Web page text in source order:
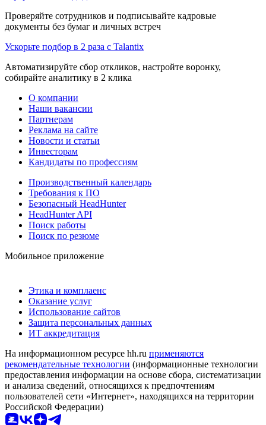
Проверяйте сотрудников и подписывайте кадровые
документы без бумаг и личных встреч
Ускорьте подбор в 2 раза с Talantix
Автоматизируйте сбор откликов, настройте воронку,
собирайте аналитику в 2 клика
О компании
Наши вакансии
Партнерам
Реклама на сайте
Новости и статьи
Инвесторам
Кандидаты по профессиям
Производственный календарь
Требования к ПО
Безопасный HeadHunter
HeadHunter API
Поиск работы
Поиск по резюме
Мобильное приложение
Этика и комплаенс
Оказание услуг
Использование сайтов
Защита персональных данных
ИТ аккредитация
На информационном ресурсе hh.ru применяются
рекомендательные технологии (информационные технологии
предоставления информации на основе сбора, систематизации
и анализа сведений, относящихся к предпочтениям
пользователей сети «Интернет», находящихся на территории
Российской Федерации)